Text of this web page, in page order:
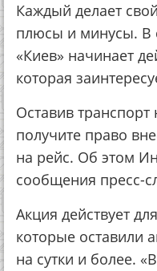
Каждый делает
плюсы и минусы. В
«Киев» начинает
которая
Оставив
получите право
на рейс. Об этом
сообщения пресс-
Акция действует
которые оставили
на сутки и более.